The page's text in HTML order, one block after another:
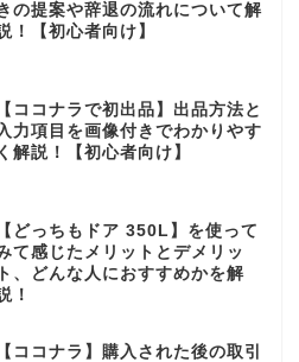
の提案や辞退の流れについて解
！【初心者向け】
【ココナラで初出品】出品方法と
力項目を画像付きでわかりやす
く解説！【初心者向け】
【どっちもドア 350L】を使って
て感じたメリットとデメリッ
ト、どんな人におすすめかを解
！
【ココナラ】購入された後の取引